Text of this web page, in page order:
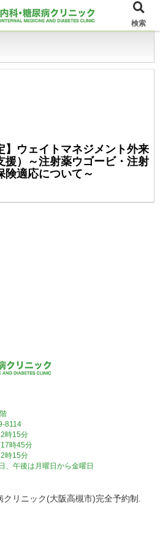
】ウェイトマネジメント外来
援）～注射薬ウゴービ・注射
険適応について～
8114
時15分
45分
分
、午後は月曜日から金曜日
リニック(大阪高槻市)完全予約制.
検索